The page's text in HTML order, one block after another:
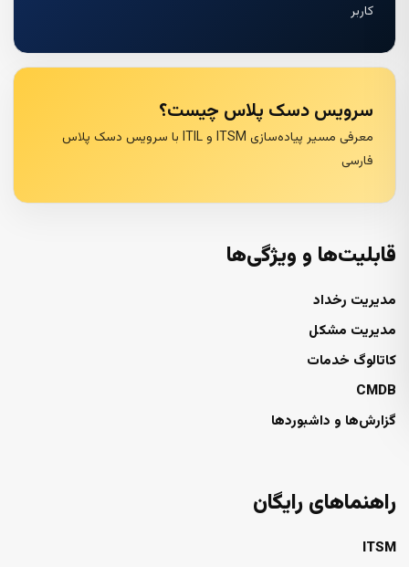
کاربر
سرویس دسک پلاس چیست؟
معرفی مسیر پیاده‌سازی ITSM و ITIL با سرویس دسک پلاس
فارسی
قابلیت‌ها و ویژگی‌ها
مدیریت رخداد
مدیریت مشکل
کاتالوگ خدمات
CMDB
گزارش‌ها و داشبوردها
راهنماهای رایگان
ITSM